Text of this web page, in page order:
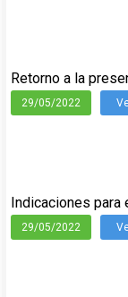
Retorno a la
29/05/2022
Indicaciones para
29/05/2022